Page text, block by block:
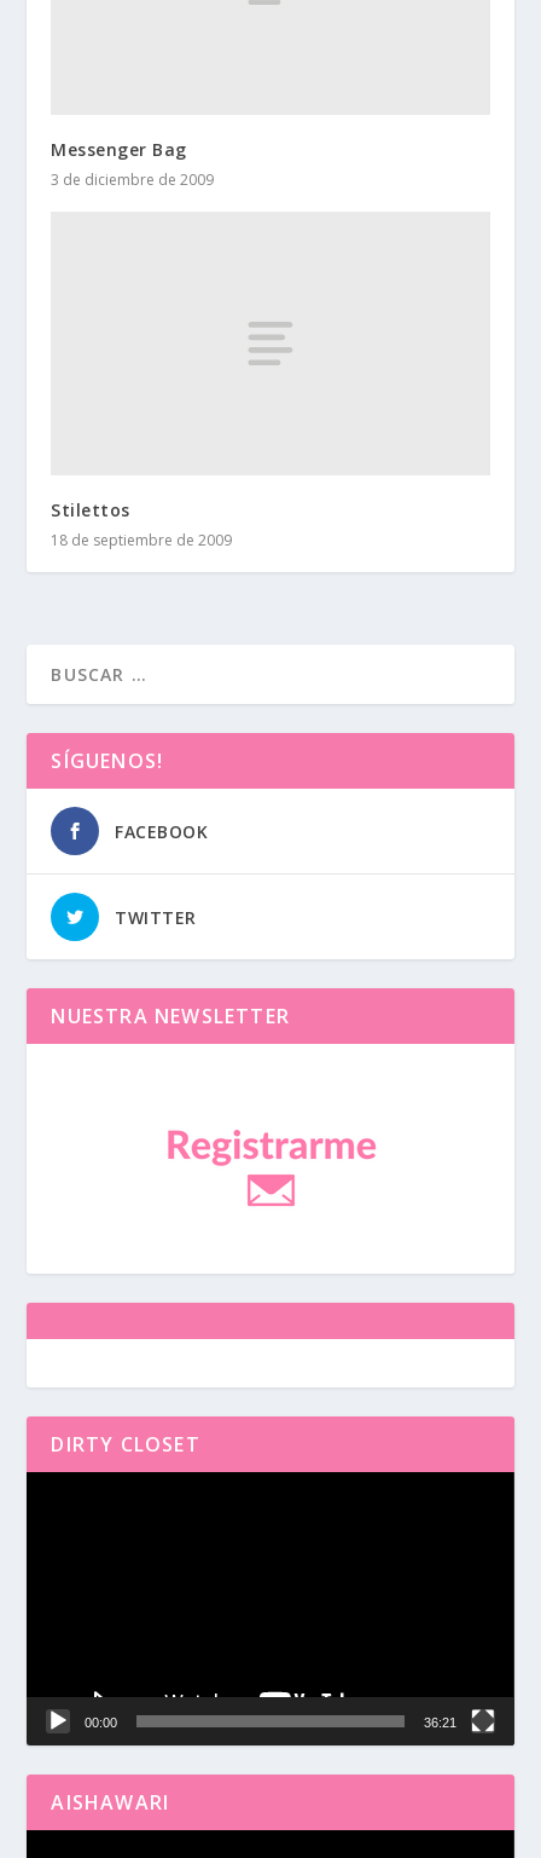
Messenger Bag
3 de diciembre de 2009
Stilettos
18 de septiembre de 2009
SÍGUENOS!
FACEBOOK
TWITTER
NUESTRA NEWSLETTER
DIRTY CLOSET
00:00 36:21
AISHAWARI